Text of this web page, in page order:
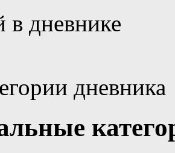
в дневнике
дневника